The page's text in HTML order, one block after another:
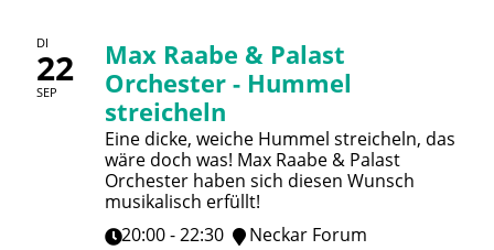
DI
22
SEP
Max Raabe & Palast
Orchester - Hummel
streicheln
Eine dicke, weiche Hummel streicheln, das
wäre doch was! Max Raabe & Palast
Orchester haben sich diesen Wunsch
musikalisch erfüllt!
20:00 - 22:30
Neckar Forum